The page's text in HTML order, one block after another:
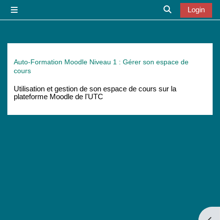
Sucheingabe
Login
Auto-Formation Moodle Niveau 1 : Gérer son espace de
cours
Utilisation et gestion de son espace de cours sur la
plateforme Moodle de l'UTC